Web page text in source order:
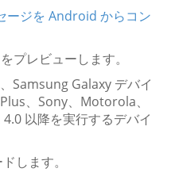
ージを Android からコン
プレビューします。
Samsung Galaxy デバイ
、Sony、Motorola、
以降を実行するデバイ
します。